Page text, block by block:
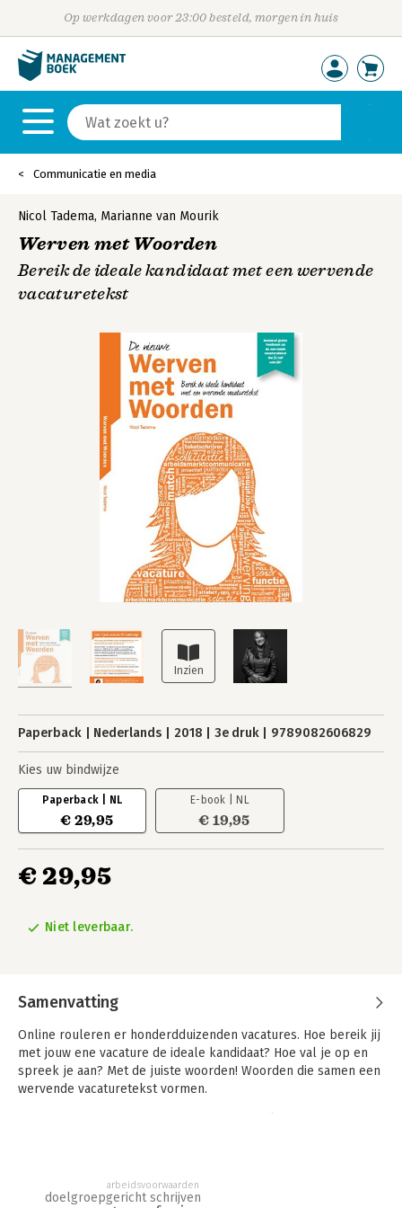
Op werkdagen voor 23:00 besteld, morgen in huis
Communicatie en media
Nicol Tadema, Marianne van Mourik
Werven met Woorden
Bereik de ideale kandidaat met een wervende
vacaturetekst
Paperback Nederlands 2018 3e druk 9789082606829
Kies uw bindwijze
Paperback | NL
€ 29,95
E-book | NL
€ 19,95
€ 29,95
Niet leverbaar.
Samenvatting
Online rouleren er honderdduizenden vacatures. Hoe bereik jij
met jouw ene vacature de ideale kandidaat? Hoe val je op en
spreek je aan? Met de juiste woorden! Woorden die samen een
wervende vacaturetekst vormen.
voortaan eenvoudiger, doeltreffender én leuker. Het boek is
doelgroepgericht schrijven
arbeidsvoorwaarden